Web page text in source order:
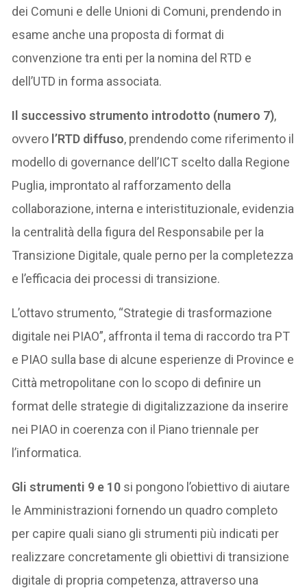
dei Comuni e delle Unioni di Comuni, prendendo in
esame anche una proposta di format di
convenzione tra enti per la nomina del RTD e
dell’UTD in forma associata.
Il successivo strumento introdotto (numero 7),
ovvero l’RTD diffuso, prendendo come riferimento il
modello di governance dell’ICT scelto dalla Regione
Puglia, improntato al rafforzamento della
collaborazione, interna e interistituzionale, evidenzia
la centralità della figura del Responsabile per la
Transizione Digitale, quale perno per la completezza
e l’efficacia dei processi di transizione.
L’ottavo strumento, “Strategie di trasformazione
digitale nei PIAO”, affronta il tema di raccordo tra PT
e PIAO sulla base di alcune esperienze di Province e
Città metropolitane con lo scopo di definire un
format delle strategie di digitalizzazione da inserire
nei PIAO in coerenza con il Piano triennale per
l’informatica.
Gli strumenti 9 e 10 si pongono l’obiettivo di aiutare
le Amministrazioni fornendo un quadro completo
per capire quali siano gli strumenti più indicati per
realizzare concretamente gli obiettivi di transizione
digitale di propria competenza, attraverso una